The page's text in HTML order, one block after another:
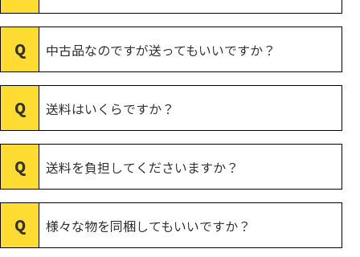
中古品なのですが送ってもいいですか？
送料はいくらですか？
送料を負担してくださいますか？
様々な物を同梱してもいいですか？